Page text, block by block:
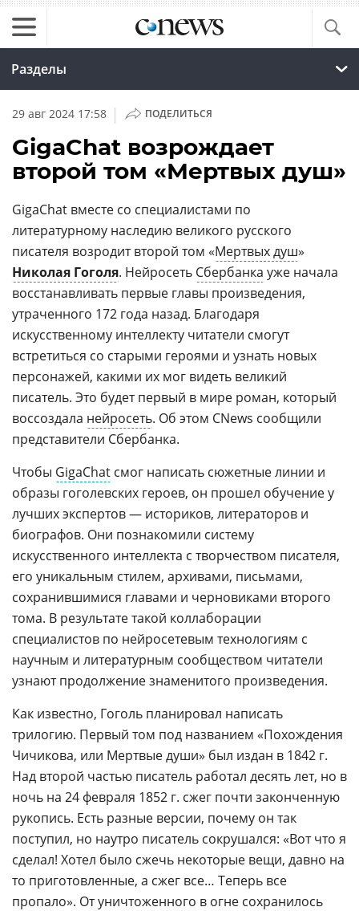
Разделы
29 авг 2024 17:58 | ПОДЕЛИТЬСЯ
GigaChat возрождает
второй том «Мертвых душ»
GigaChat вместе со специалистами по
литературному наследию великого русского
писателя возродит второй том «Мертвых душ»
Николая Гоголя. Нейросеть Сбербанка уже начала
восстанавливать первые главы произведения,
утраченного 172 года назад. Благодаря
искусственному интеллекту читатели смогут
встретиться со старыми героями и узнать новых
персонажей, какими их мог видеть великий
писатель. Это будет первый в мире роман, который
воссоздала нейросеть. Об этом CNews сообщили
представители Сбербанка.
Чтобы GigaChat смог написать сюжетные линии и
образы гоголевских героев, он прошел обучение у
лучших экспертов — историков, литераторов и
биографов. Они познакомили систему
искусственного интеллекта с творчеством писателя,
его уникальным стилем, архивами, письмами,
сохранившимися главами и черновиками второго
тома. В результате такой коллаборации
специалистов по нейросетевым технологиям с
научным и литературным сообществом читатели
узнают продолжение знаменитого произведения.
Как известно, Гоголь планировал написать
трилогию. Первый том под названием «Похождения
Чичикова, или Мертвые души» был издан в 1842 г.
Над второй частью писатель работал десять лет, но в
ночь на 24 февраля 1852 г. сжег почти законченную
рукопись. Есть разные версии, почему он так
поступил, но наутро писатель сокрушался: «Вот что я
сделал! Хотел было сжечь некоторые вещи, давно на
то приготовленные, а сжег все… Теперь все
пропало». От уничтоженного в огне сохранилось